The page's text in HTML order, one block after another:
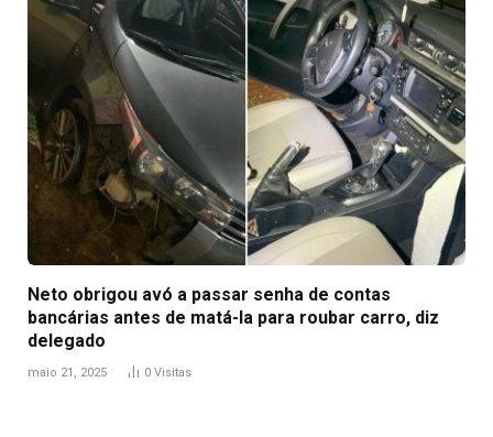
Neto obrigou avó a passar senha de contas
bancárias antes de matá-la para roubar carro, diz
delegado
maio 21, 2025 0 Visitas